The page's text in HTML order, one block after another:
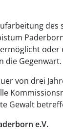
die Gegenwart.
von drei
Gewalt
e.V.